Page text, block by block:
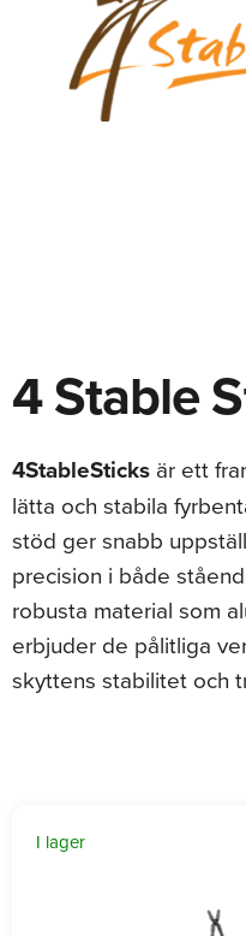
4 Stable
4StableSticks är ett
lätta och stabila
stöd ger snabb
precision i både
robusta material som
erbjuder de pålitliga
skyttens stabilitet och
I lager